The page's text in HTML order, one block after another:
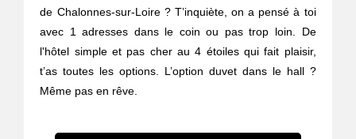
de Chalonnes-sur-Loire ? T’inquiète, on a pensé à toi
avec 1 adresses dans le coin ou pas trop loin. De
l'hôtel simple et pas cher au 4 étoiles qui fait plaisir,
t’as toutes les options. L’option duvet dans le hall ?
Même pas en rêve.